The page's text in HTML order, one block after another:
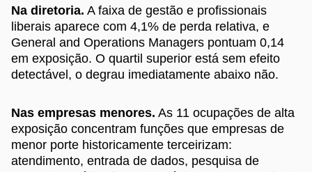
Na diretoria. A faixa de gestão e profissionais
liberais aparece com 4,1% de perda relativa, e
General and Operations Managers pontuam 0,14
em exposição. O quartil superior está sem efeito
detectável, o degrau imediatamente abaixo não.
Nas empresas menores. As 11 ocupações de alta
exposição concentram funções que empresas de
menor porte historicamente terceirizam:
atendimento, entrada de dados, pesquisa de